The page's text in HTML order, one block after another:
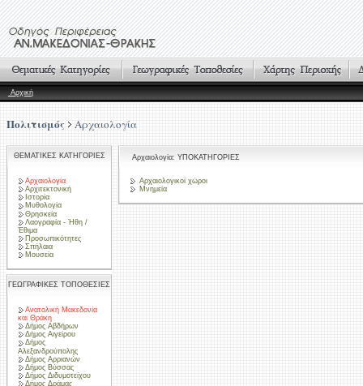
Αρχική
Πολιτισμός Αρχαιολογία
ΘΕΜΑΤΙΚΕΣ ΚΑΤΗΓΟΡΙΕΣ
Αρχαιολογία
Αρχιτεκτονική
Ιστορία
Μυθολογία
Θρησκεία
Λαογραφία - Ήθη /
Έθιμα
Προσωπικότητες
Σπήλαια
Μουσεία
ΓΕΩΓΡΑΦΙΚΕΣ ΤΟΠΟΘΕΣΙΕΣ
Ανατολική Μακεδονία
και Θράκη
Δήμος Αβδήρων
Δήμος Αιγείρου
Δήμος
Αλεξανδρούπολης
Δήμος Αρριανών
Δήμος Βύσσας
Δήμος Διδυμοτείχου
Δήμος Δράμας
Αρχαιολογία: ΥΠΟΚΑΤΗΓΟΡΙΕΣ
Αρχαιολογικοί χώροι
Μνημεία